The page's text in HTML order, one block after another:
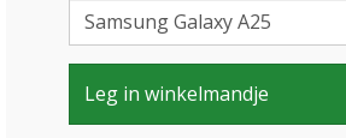
Leg in winkelmandje